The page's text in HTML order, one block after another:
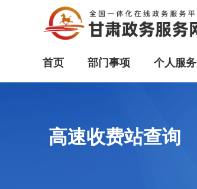
首页 部门事项 个人服务
高速收费站查询